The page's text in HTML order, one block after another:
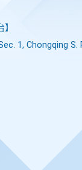
1, Chongqing